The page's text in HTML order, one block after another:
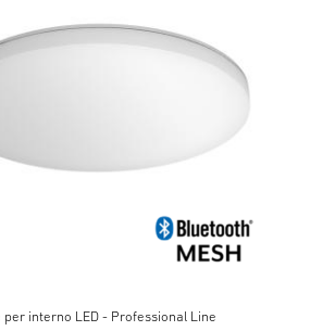
interno LED - Professional Line